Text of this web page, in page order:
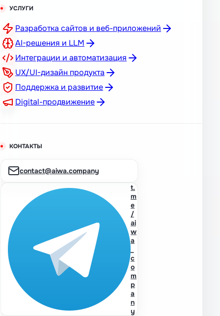
УСЛУГИ
Разработка сайтов и веб-приложений
AI-решения и LLM
Интеграции и автоматизация
UX/UI-дизайн продукта
Поддержка и развитие
Digital-продвижение
КОНТАКТЫ
contact@aiwa.company
t.
m
e
/
ai
w
a
c
o
m
p
a
n
y